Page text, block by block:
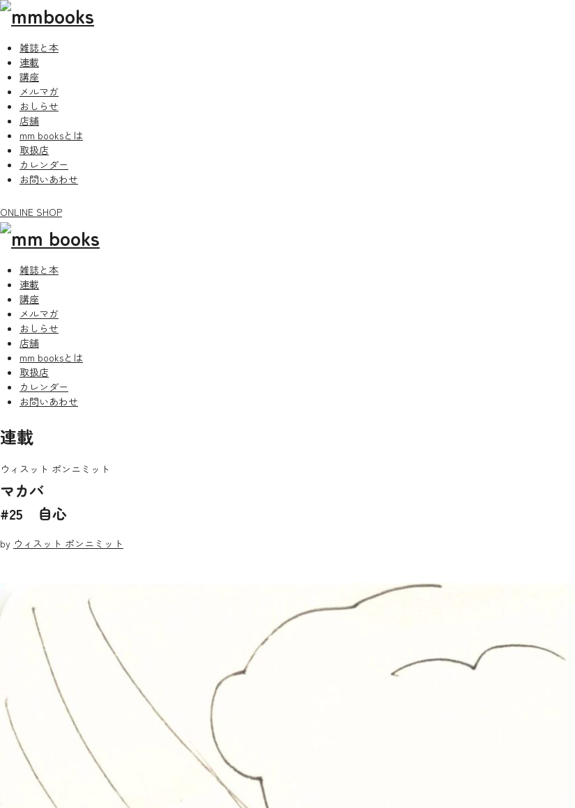
雑誌と本
連載
講座
メルマガ
おしらせ
店舗
mm booksとは
取扱店
カレンダー
お問いあわせ
ONLINE SHOP
雑誌と本
連載
講座
メルマガ
おしらせ
店舗
mm booksとは
取扱店
カレンダー
お問いあわせ
連載
ウィスット ポンニミット
マカバ
#25 自心
by ウィスット ポンニミット